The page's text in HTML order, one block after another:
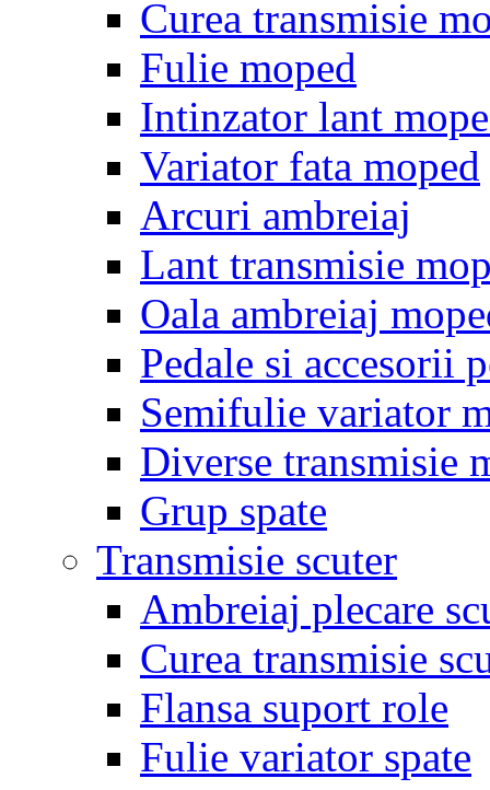
Curea transmisie
Fulie moped
Intinzator lant
Variator fata moped
Arcuri ambreiaj
Lant transmisie
Oala ambreiaj
Pedale si accesorii
Semifulie variator
Diverse transmisie
Grup spate
Transmisie scuter
Ambreiaj plecare
Curea transmisie
Flansa suport role
Fulie variator spate